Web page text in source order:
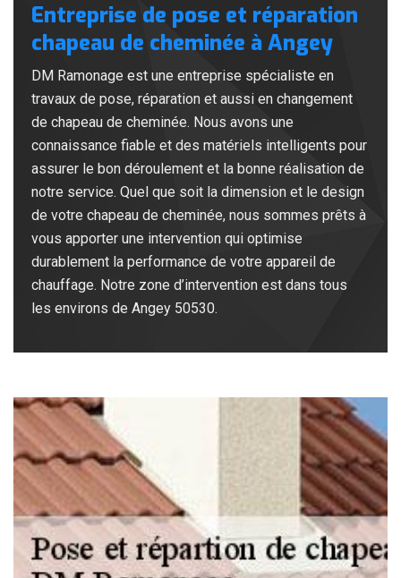
Entreprise de pose et réparation
chapeau de cheminée à Angey
DM Ramonage est une entreprise spécialiste en
travaux de pose, réparation et aussi en changement
de chapeau de cheminée. Nous avons une
connaissance fiable et des matériels intelligents pour
assurer le bon déroulement et la bonne réalisation de
notre service. Quel que soit la dimension et le design
de votre chapeau de cheminée, nous sommes prêts à
vous apporter une intervention qui optimise
durablement la performance de votre appareil de
chauffage. Notre zone d’intervention est dans tous
les environs de Angey 50530.